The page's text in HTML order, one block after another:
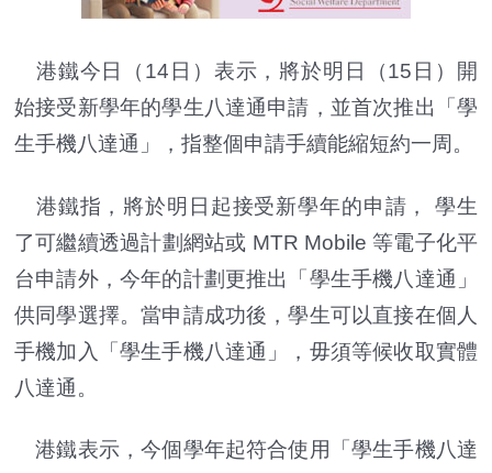
港鐵今日（14日）表示，將於明日（15日）開
始接受新學年的學生八達通申請，並首次推出「學
生手機八達通」，指整個申請手續能縮短約一周。
港鐵指，將於明日起接受新學年的申請， 學生
了可繼續透過計劃網站或 MTR Mobile 等電子化平
台申請外，今年的計劃更推出「學生手機八達通」
供同學選擇。當申請成功後，學生可以直接在個人
手機加入「學生手機八達通」，毋須等候收取實體
八達通。
港鐵表示，今個學年起符合使用「學生手機八達